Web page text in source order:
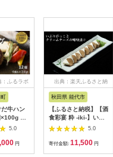
：ふるラボ
牛ハン
計
小分け 池
紹介 ブ
お肉 北
5.0
円
出典：楽天ふるさと納
秋田県 能代市
【ふるさと納税】【酒
食彩宴 粋 -iki-】いぶ
りがっことクリームチ
ーズの味噌漬け 8枚入
り×3パック 惣菜 漬物
5.0
寄付金額: 11,500 円